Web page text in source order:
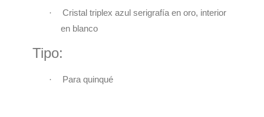
· Cristal triplex azul serigrafía en oro, interior
en blanco
Tipo:
· Para quinqué